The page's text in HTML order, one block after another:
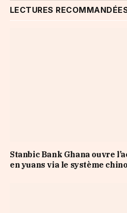
LECTURES
Stanbic Bank Ghana ouvre
en yuans via le système